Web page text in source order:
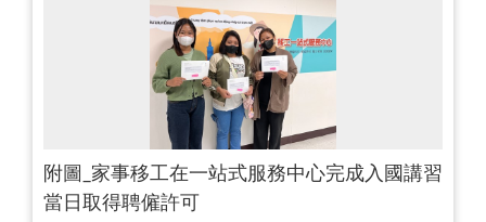
附圖_家事移工在一站式服務中心完成入國講習
當日取得聘僱許可